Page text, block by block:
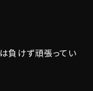
負けず頑張ってい